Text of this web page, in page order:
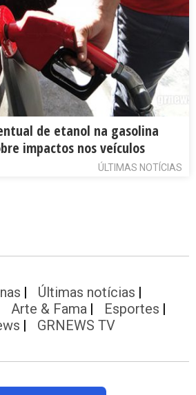
de etanol na gasolina
impactos nos veículos
ÚLTIMAS NOTÍCIAS
Últimas notícias
Arte & Fama
Esportes
GRNEWS TV